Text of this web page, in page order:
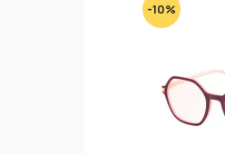
-10%